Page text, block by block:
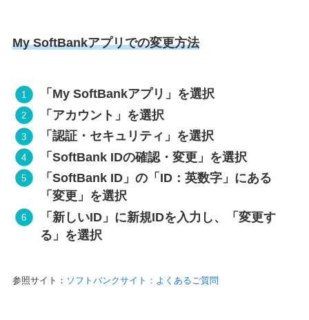
My SoftBankアプリでの変更方法
「My SoftBankアプリ」を選択
「アカウント」を選択
「認証・セキュリティ」を選択
「SoftBank IDの確認・変更」を選択
「SoftBank ID」の「ID：英数字」にある
「変更」を選択
「新しいID」に新規IDを入力し、「変更す
る」を選択
参照サイト： ソフトバンクサイト：よくあるご質問